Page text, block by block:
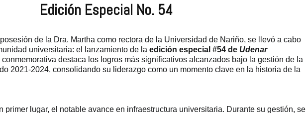
Edición Especial No. 54
de la Dra. Martha como rectora de la Universidad de Nariño, se llevó a cabo
universitaria: el lanzamiento de la edición especial #54 de Udenar
destaca los logros más significativos alcanzados bajo la gestión de la
2021-2024, consolidando su liderazgo como un momento clave en la historia de la
primer lugar, el notable avance en infraestructura universitaria. Durante su gestión, se